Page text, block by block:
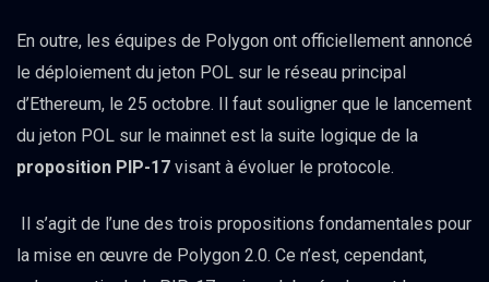
En outre, les équipes de Polygon ont officiellement annoncé
le déploiement du jeton POL sur le réseau principal
d’Ethereum, le 25 octobre. Il faut souligner que le lancement
du jeton POL sur le mainnet est la suite logique de la
proposition PIP-17 visant à évoluer le protocole.
Il s’agit de l’une des trois propositions fondamentales pour
la mise en œuvre de Polygon 2.0. Ce n’est, cependant,